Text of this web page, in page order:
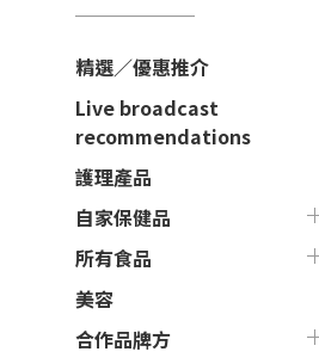
精選／優惠推介
Live broadcast
recommendations
護理產品
自家保健品
所有食品
美容
合作品牌方